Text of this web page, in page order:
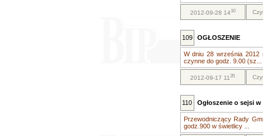
2012-09-28 1410
109 OGŁOSZENIE
W dniu 28 września 2012
czynne do godz. 9.00 (sz...
2012-09-17 1135
110 Ogłoszenie o sejsi
Przewodniczący Rady
godz.900 w świetlicy ...